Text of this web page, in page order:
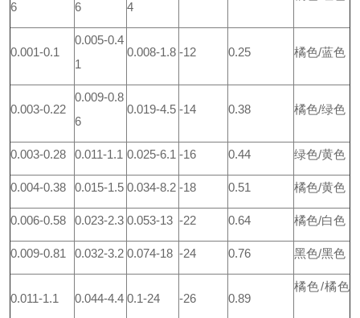
6
6
4
0.001-0.1
0.005-0.4
1
0.008-1.8 -12 0.25 橘色/蓝色
0.003-0.22
0.009-0.8
6
0.019-4.5 -14 0.38 橘色/绿色
0.003-0.28 0.011-1.1 0.025-6.1 -16 0.44 绿色/黄色
0.004-0.38 0.015-1.5 0.034-8.2 -18 0.51 橘色/黄色
0.006-0.58 0.023-2.3 0.053-13 -22 0.64 橘色/白色
0.009-0.81 0.032-3.2 0.074-18 -24 0.76 黑色/黑色
0.011-1.1 0.044-4.4 0.1-24 -26 0.89
橘色/橘色